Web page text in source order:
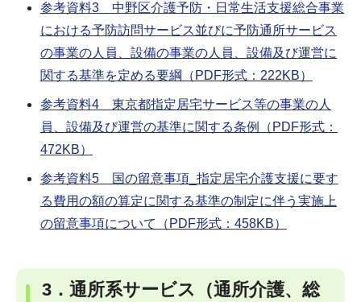
参考資料3 中野区介護予防・日常生活支援総合事業
における予防訪問サービス並びに予防通所サービス
の事業の人員、設備の事業の人員、設備及び運営に
関する基準を定める要綱（PDF形式：222KB）
参考資料4 東京都指定居宅サービス等の事業の人
員、設備及び運営の基準に関する条例（PDF形式：
472KB）
参考資料5 国の留意事項_指定居宅介護支援に要す
る費用の額の算定に関する基準の制定に伴う実施上
の留意事項について（PDF形式：458KB）
3．通所系サービス（通所介護、総